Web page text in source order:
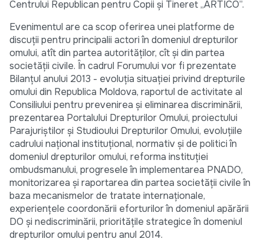
Centrului Republican pentru Copii şi Tineret „ARTICO”.
Evenimentul are ca scop oferirea unei platforme de
discuţii pentru principalii actori în domeniul drepturilor
omului, atît din partea autorităţilor, cît şi din partea
societăţii civile. În cadrul Forumului vor fi prezentate
Bilanţul anului 2013 - evoluţia situaţiei privind drepturile
omului din Republica Moldova, raportul de activitate al
Consiliului pentru prevenirea şi eliminarea discriminării,
prezentarea Portalului Drepturilor Omului, proiectului
Parajuriştilor şi Studioului Drepturilor Omului, evoluţiile
cadrului naţional instituţional, normativ şi de politici în
domeniul drepturilor omului, reforma instituţiei
ombudsmanului, progresele în implementarea PNADO,
monitorizarea şi raportarea din partea societăţii civile în
baza mecanismelor de tratate internaţionale,
experienţele coordonării eforturilor în domeniul apărării
DO şi nediscriminării, priorităţile strategice în domeniul
drepturilor omului pentru anul 2014.